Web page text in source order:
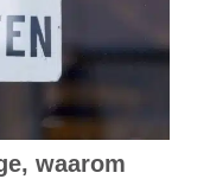
waarom